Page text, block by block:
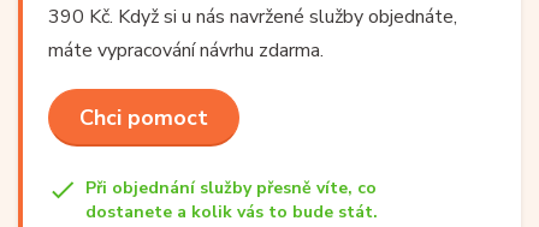
390 Kč. Když si u nás navržené služby objednáte,
máte vypracování návrhu zdarma.
Chci pomoct
Při objednání služby přesně víte, co
dostanete a kolik vás to bude stát.